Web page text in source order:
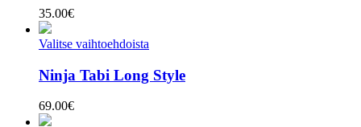
35.00€
Valitse vaihtoehdoista
Ninja Tabi Long Style
69.00€